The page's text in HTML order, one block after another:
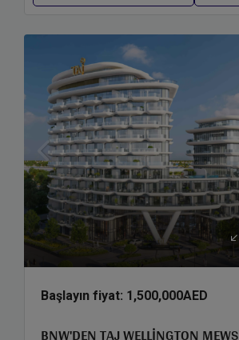
Başlayın fiyat: 1,500,000AED